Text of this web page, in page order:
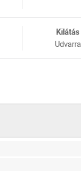
Kilátás
Udvarra